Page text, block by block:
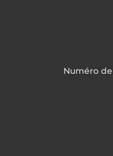
Numéro de